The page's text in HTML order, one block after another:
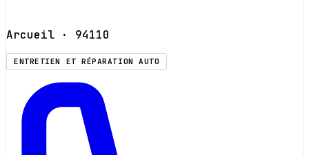
Arcueil · 94110
ENTRETIEN ET RÉPARATION AUTO